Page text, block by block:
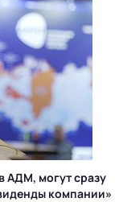
АДМ, могут сразу
компании»